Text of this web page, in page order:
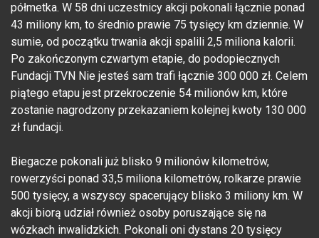
półmetka. W 58 dni uczestnicy akcji pokonali łącznie ponad
43 miliony km, to średnio prawie 75 tysięcy km dziennie. W
sumie, od początku trwania akcji spalili 2,5 miliona kalorii.
Po zakończonym czwartym etapie, do podopiecznych
Fundacji TVN Nie jesteś sam trafi łącznie 300 000 zł. Celem
piątego etapu jest przekroczenie 54 milionów km, które
zostanie nagrodzony przekazaniem kolejnej kwoty 130 000
zł fundacji.
Biegacze pokonali już blisko 9 milionów kilometrów,
rowerzyści ponad 33,5 miliona kilometrów, rolkarze prawie
500 tysięcy, a wszyscy spacerujący blisko 3 miliony km. W
akcji biorą udział również osoby poruszające się na
wózkach inwalidzkich. Pokonali oni dystans 20 tysięcy